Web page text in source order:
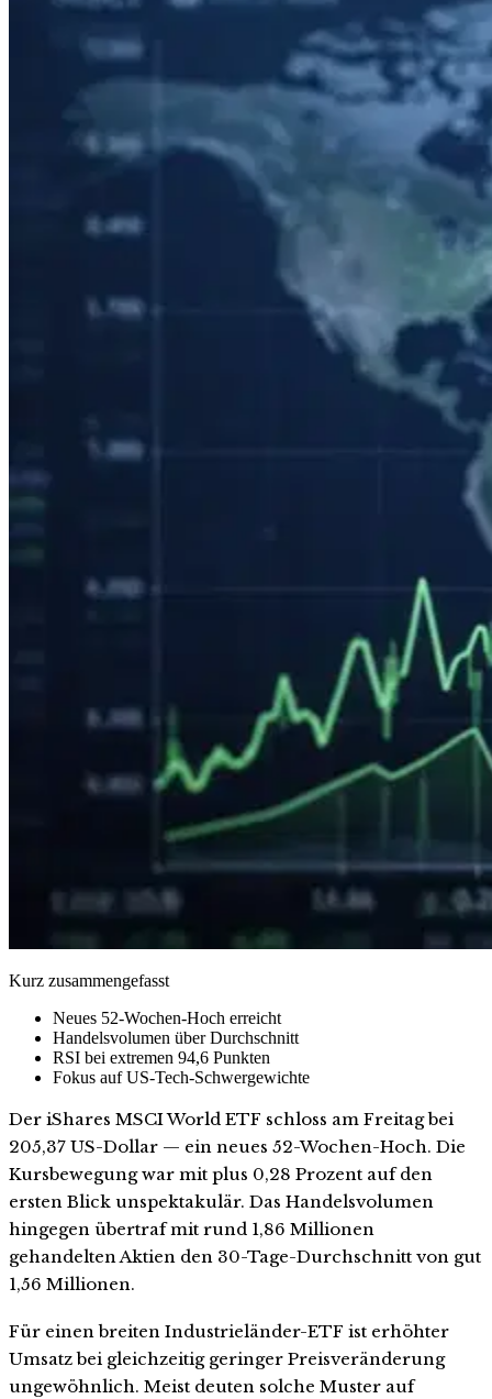
Kurz zusammengefasst
Neues 52-Wochen-Hoch erreicht
Handelsvolumen über Durchschnitt
RSI bei extremen 94,6 Punkten
Fokus auf US-Tech-Schwergewichte
Der iShares MSCI World ETF schloss am Freitag bei
205,37 US-Dollar — ein neues 52-Wochen-Hoch. Die
Kursbewegung war mit plus 0,28 Prozent auf den
ersten Blick unspektakulär. Das Handelsvolumen
hingegen übertraf mit rund 1,86 Millionen
gehandelten Aktien den 30-Tage-Durchschnitt von gut
1,56 Millionen.
Für einen breiten Industrieländer-ETF ist erhöhter
Umsatz bei gleichzeitig geringer Preisveränderung
ungewöhnlich. Meist deuten solche Muster auf